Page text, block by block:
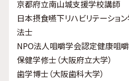
京都府立南山城支援学校講師
日本摂食嚥下リハビリテーショ
法士
NPO法人咀嚼学会認定健康咀
保健学修士（大阪府立大学）
歯学博士（大阪歯科大学）